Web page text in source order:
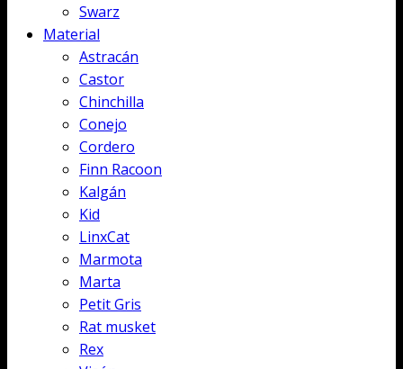
Swarz
Material
Astracán
Castor
Chinchilla
Conejo
Cordero
Finn Racoon
Kalgán
Kid
LinxCat
Marmota
Marta
Petit Gris
Rat musket
Rex